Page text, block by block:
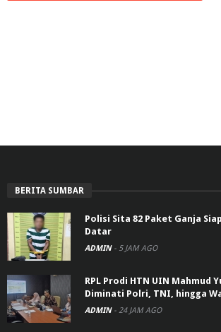
BERITA SUMBAR
Polisi Sita 82 Paket Ganja
Datar
ADMIN - 5 JAM AGO
RPL Prodi HTN UIN Mahmud
Diminati Polri, TNI, hingga
ADMIN - 24 JAM AGO